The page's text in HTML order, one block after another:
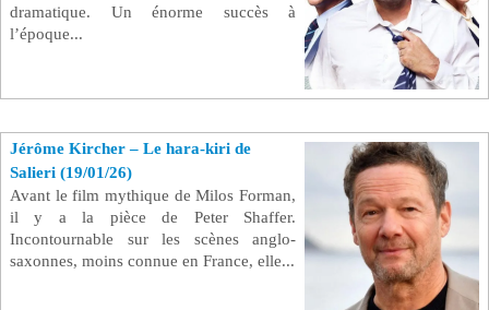
dramatique. Un énorme succès à
l’époque...
Jérôme Kircher – Le hara-kiri de
Salieri (19/01/26)
Avant le film mythique de Milos Forman,
il y a la pièce de Peter Shaffer.
Incontournable sur les scènes anglo-
saxonnes, moins connue en France, elle...